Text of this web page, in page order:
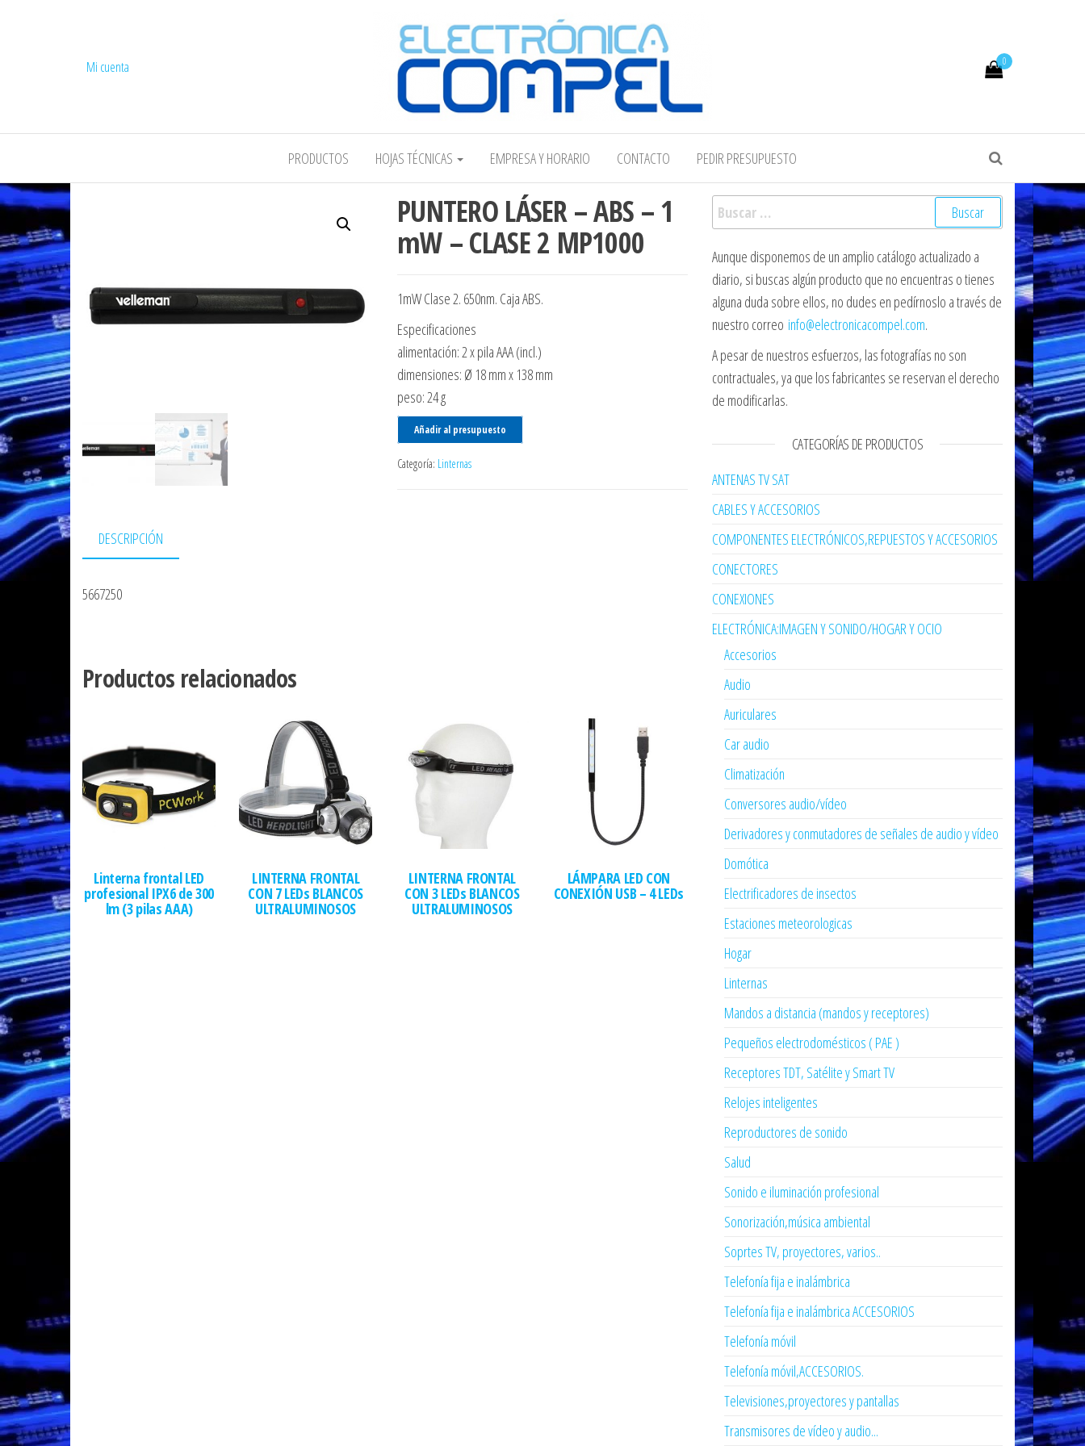
COMPEL Electrónica COMPEL
0
Mi cuenta
PRODUCTOS HOJAS TÉCNICAS EMPRESA Y HORARIO CONTACTO PEDIR PRESUPUESTO
PUNTERO LÁSER – ABS – 1
mW – CLASE 2 MP1000
1mW Clase 2. 650nm. Caja ABS.
Especificaciones
alimentación: 2 x pila AAA (incl.)
dimensiones: Ø 18 mm x 138 mm
peso: 24 g
Añadir al presupuesto
Categoría: Linternas
DESCRIPCIÓN
5667250
Productos relacionados
Linterna frontal LED
profesional IPX6 de 300
lm (3 pilas AAA)
LINTERNA FRONTAL
CON 7 LEDs BLANCOS
ULTRALUMINOSOS
LINTERNA FRONTAL
CON 3 LEDs BLANCOS
ULTRALUMINOSOS
LÁMPARA LED CON
CONEXIÓN USB – 4 LEDs
Buscar:
Aunque disponemos de un amplio catálogo actualizado a
diario, si buscas algún producto que no encuentras o tienes
alguna duda sobre ellos, no dudes en pedírnoslo a través de
nuestro correo info@electronicacompel.com.
A pesar de nuestros esfuerzos, las fotografías no son
contractuales, ya que los fabricantes se reservan el derecho
de modificarlas.
CATEGORÍAS DE PRODUCTOS
ANTENAS TV SAT
CABLES Y ACCESORIOS
COMPONENTES ELECTRÓNICOS,REPUESTOS Y ACCESORIOS
CONECTORES
CONEXIONES
ELECTRÓNICA:IMAGEN Y SONIDO/HOGAR Y OCIO
Accesorios
Audio
Auriculares
Car audio
Climatización
Conversores audio/vídeo
Derivadores y conmutadores de señales de audio y vídeo
Domótica
Electrificadores de insectos
Estaciones meteorologicas
Hogar
Linternas
Mandos a distancia (mandos y receptores)
Pequeños electrodomésticos ( PAE )
Receptores TDT, Satélite y Smart TV
Relojes inteligentes
Reproductores de sonido
Salud
Sonido e iluminación profesional
Sonorización,música ambiental
Soprtes TV, proyectores, varios..
Telefonía fija e inalámbrica
Telefonía fija e inalámbrica ACCESORIOS
Telefonía móvil
Telefonía móvil,ACCESORIOS.
Televisiones,proyectores y pantallas
Transmisores de vídeo y audio...